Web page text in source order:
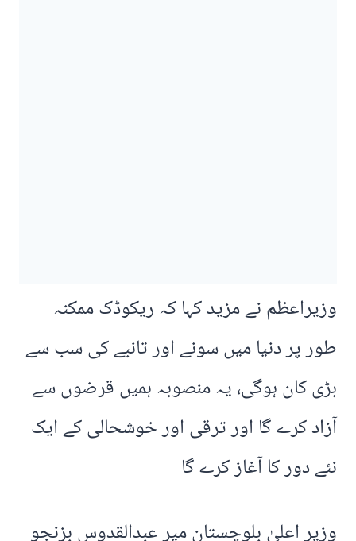
وزیراعظم نے مزید کہا کہ ریکوڈک ممکنہ
طور پر دنیا میں سونے اور تانبے کی سب سے
بڑی کان ہوگی، یہ منصوبہ ہمیں قرضوں سے
آزاد کرے گا اور ترقی اور خوشحالی کے ایک
نئے دور کا آغاز کرے گا
وزیر اعلیٰ بلوچستان میر عبدالقدوس بزنجو